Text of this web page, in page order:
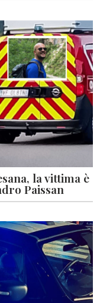
la vittima è
Paissan